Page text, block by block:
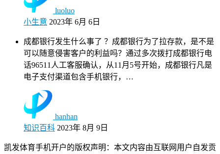
luoluo
小生意 2023年 6月 6日
成都银行发生什么事了 ？成都银行为了拉存款，是不是
可以随意侵害客户的利益吗？通过多次拨打成都银行电
话96511人工客服确认，从11月5号开始，成都银行凡是
电子支付渠道包含手机银行，…
hanhan
知识百科 2023年 8月 9日
凯发体育手机开户的版权声明：本文内容由互联网用户自发贡